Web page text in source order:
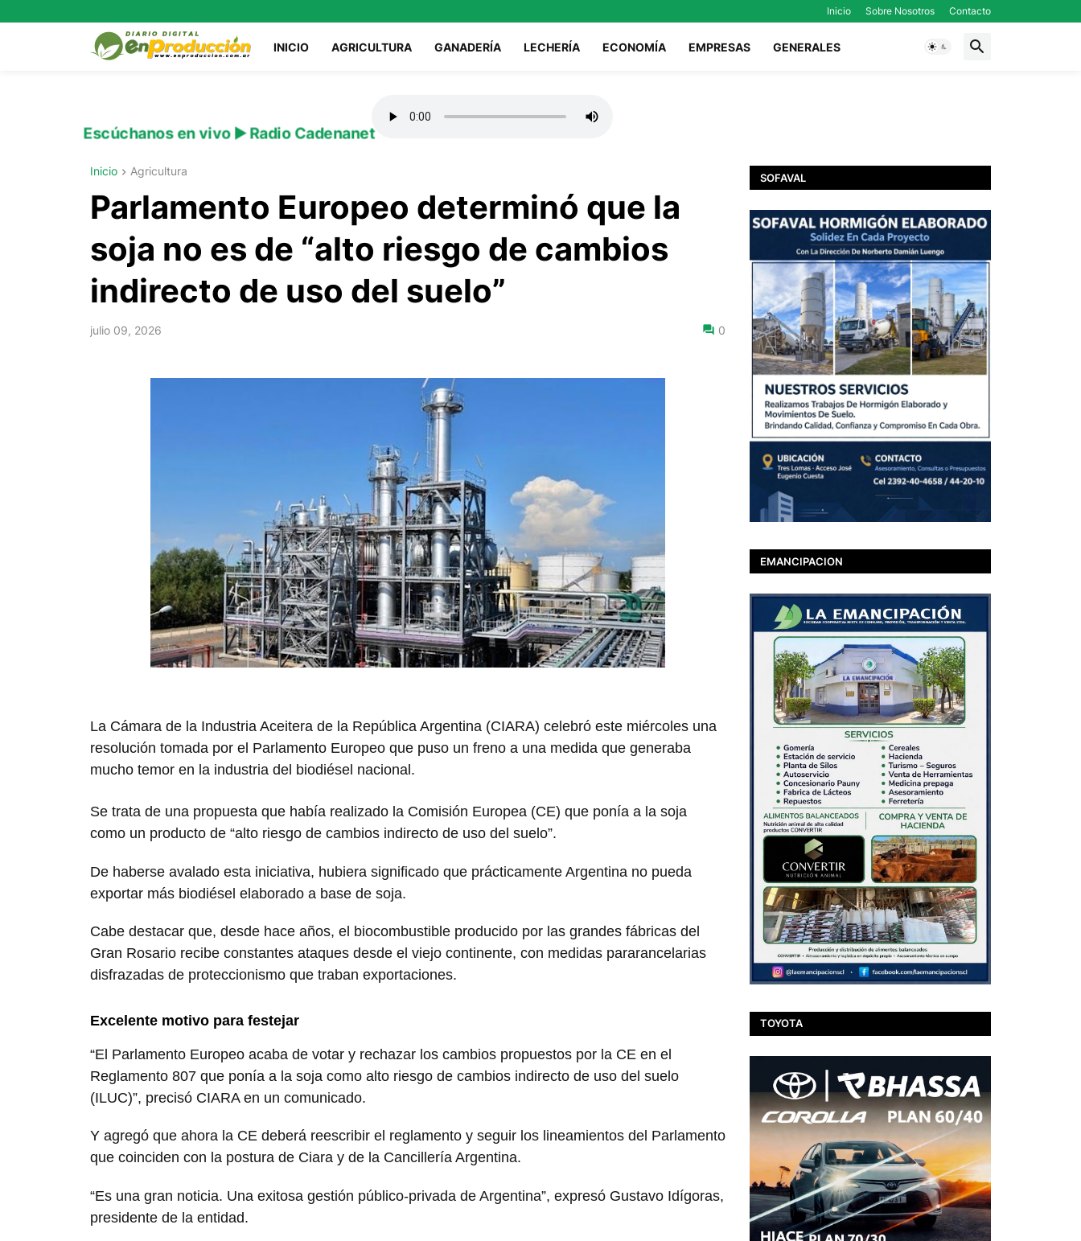
Inicio Sobre Nosotros Contacto
INICIO AGRICULTURA GANADERÍA LECHERÍA ECONOMÍA EMPRESAS GENERALES
Escúchanos en vivo ▶️ Radio Cadenanet
Inicio Agricultura
Parlamento Europeo determinó que la
soja no es de “alto riesgo de cambios
indirecto de uso del suelo”
julio 09, 2026 0
La Cámara de la Industria Aceitera de la República Argentina (CIARA) celebró este miércoles una
resolución tomada por el Parlamento Europeo que puso un freno a una medida que generaba
mucho temor en la industria del biodiésel nacional.
Se trata de una propuesta que había realizado la Comisión Europea (CE) que ponía a la soja
como un producto de “alto riesgo de cambios indirecto de uso del suelo”.
De haberse avalado esta iniciativa, hubiera significado que prácticamente Argentina no pueda
exportar más biodiésel elaborado a base de soja.
Cabe destacar que, desde hace años, el biocombustible producido por las grandes fábricas del
Gran Rosario recibe constantes ataques desde el viejo continente, con medidas pararancelarias
disfrazadas de proteccionismo que traban exportaciones.
Excelente motivo para festejar
“El Parlamento Europeo acaba de votar y rechazar los cambios propuestos por la CE en el
Reglamento 807 que ponía a la soja como alto riesgo de cambios indirecto de uso del suelo
(ILUC)”, precisó CIARA en un comunicado.
Y agregó que ahora la CE deberá reescribir el reglamento y seguir los lineamientos del Parlamento
que coinciden con la postura de Ciara y de la Cancillería Argentina.
“Es una gran noticia. Una exitosa gestión público-privada de Argentina”, expresó Gustavo Idígoras,
presidente de la entidad.
SOFAVAL
EMANCIPACION
TOYOTA